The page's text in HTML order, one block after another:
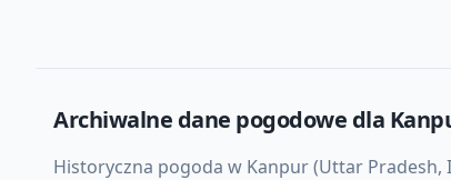
Archiwalne dane pogodowe dla
Historyczna pogoda w Kanpur (Uttar Pradesh,